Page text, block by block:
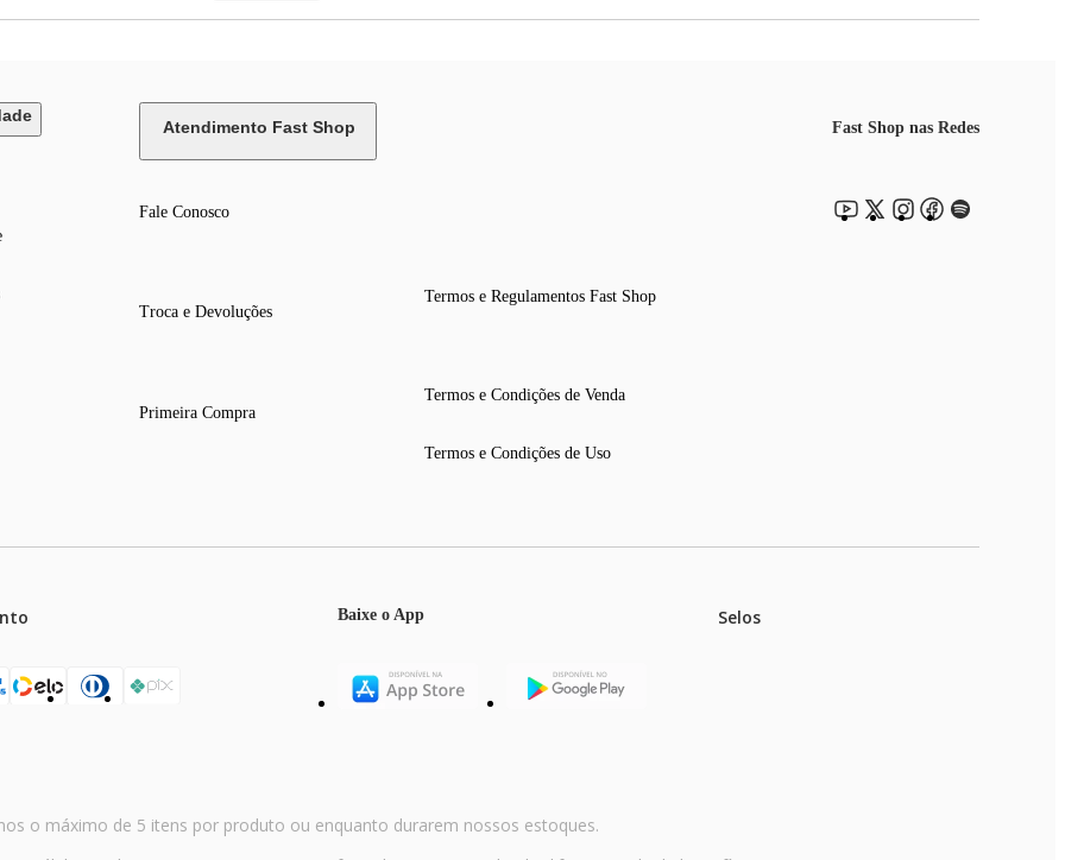
Atendimento Fast Shop
Fale Conosco
Troca e Devoluções
Primeira Compra
Termos e Regulamentos Fast Shop
Termos e Condições de Venda
Termos e Condições de Uso
Fast Shop nas Redes
Baixe o App Selos
o máximo de 5 itens por produto ou enquanto durarem nossos estoques.